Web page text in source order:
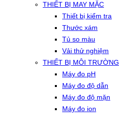
THIẾT BỊ MAY MẶC
Thiết bị kiểm tra
Thước xám
Tủ so màu
Vải thử nghiệm
THIẾT BỊ MÔI TRƯỜNG
Máy đo pH
Máy đo độ dẫn
Máy đo độ mặn
Máy đo ion